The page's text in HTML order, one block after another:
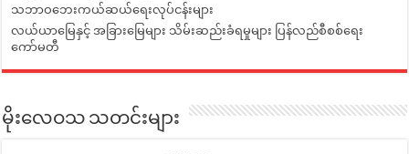
သဘာဝဘေးကယ်ဆယ်ရေးလုပ်ငန်းများ
လယ်ယာမြေနှင့် အခြားမြေများ သိမ်းဆည်းခံရမှုများ ပြန်လည်စီစစ်ရေး
ကော်မတီ
မိုးလေဝသ သတင်းများ